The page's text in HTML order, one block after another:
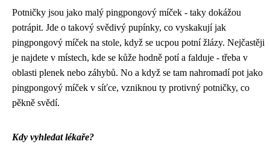
Potničky jsou jako malý pingpongový míček - taky dokážou
potrápit. Jde o takový svědivý pupínky, co vyskakují jak
pingpongový míček na stole, když se ucpou potní žlázy. Nejčastěji
je najdete v místech, kde se kůže hodně potí a falduje - třeba v
oblasti plenek nebo záhybů. No a když se tam nahromadí pot jako
pingpongový míček v síťce, vzniknou ty protivný potničky, co
pěkně svědí.
Kdy vyhledat lékaře?